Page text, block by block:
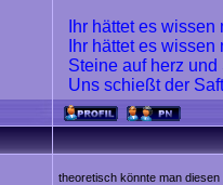
Ihr hättet es wissen
Ihr hättet es wissen
Steine auf herz und
Uns schießt der
theoretisch könnte man